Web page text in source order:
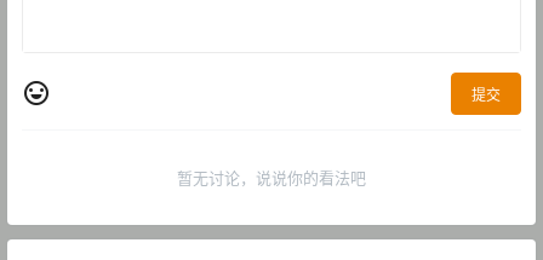
提交
暂无讨论，说说你的看法吧